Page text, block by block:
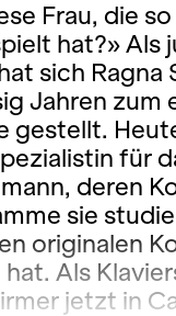
Frau, die
hat?» Als
sich Ragna
Jahren zum
gestellt.
für
deren
sie
originalen
Als
jetzt in